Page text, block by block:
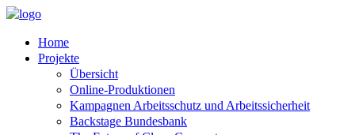
Home
Projekte
Übersicht
Online-Produktionen
Kampagnen Arbeitsschutz und Arbeitssicherheit
Backstage Bundesbank